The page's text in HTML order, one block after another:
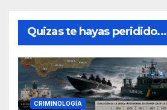
Quizas te hayas peridido...
CRIMINOLOGÍA